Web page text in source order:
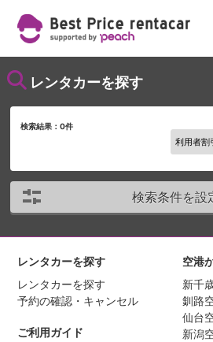
レンタカーを探す
検索結果：0件
検索条件を設
レンタカーを探す
レンタカーを探す
予約の確認・キャンセル
ご利用ガイド
空港
新千
釧路
仙台
新潟